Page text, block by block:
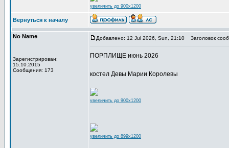
увеличить до 900x1200
Вернуться к началу
No Name
Зарегистрирован:
15.10.2015
Сообщения: 173
Добавлено: 12 Jul 2026, Sun, 21:10 Заголовок
ПОРПЛИЩЕ июнь 2026
костел Девы Марии Королевы
увеличить до 900x1200
увеличить до 899x1200